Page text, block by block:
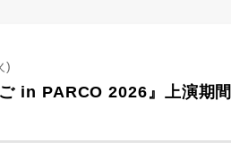
)
ご in PARCO 2026』上演期